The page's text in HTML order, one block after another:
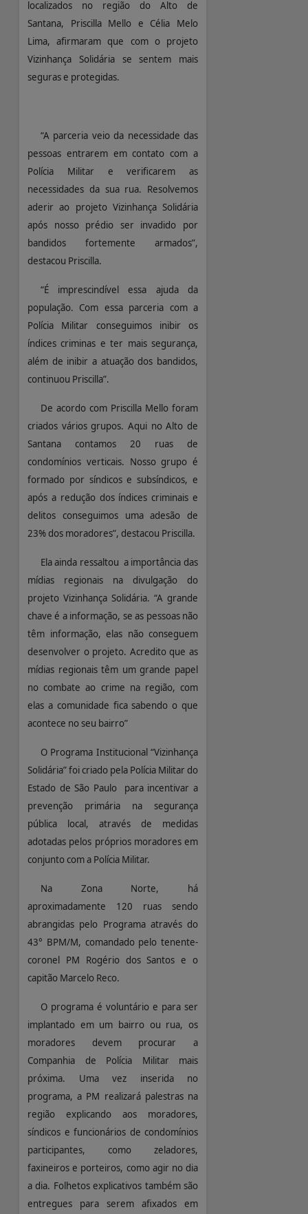
localizados no região do Alto de
Santana, Priscilla Mello e Célia Melo
Lima, afirmaram que com o projeto
Vizinhança Solidária se sentem mais
seguras e protegidas.
“A parceria veio da necessidade das
pessoas entrarem em contato com a
Polícia Militar e verificarem as
necessidades da sua rua. Resolvemos
aderir ao projeto Vizinhança Solidária
após nosso prédio ser invadido por
bandidos fortemente armados”,
destacou Priscilla.
“É imprescindível essa ajuda da
população. Com essa parceria com a
Polícia Militar conseguimos inibir os
índices criminas e ter mais segurança,
além de inibir a atuação dos bandidos,
continuou Priscilla”.
De acordo com Priscilla Mello foram
criados vários grupos. Aqui no Alto de
Santana contamos 20 ruas de
condomínios verticais. Nosso grupo é
formado por síndicos e subsíndicos, e
após a redução dos índices criminais e
delitos conseguimos uma adesão de
23% dos moradores”, destacou Priscilla.
Ela ainda ressaltou a importância das
mídias regionais na divulgação do
projeto Vizinhança Solidária. “A grande
chave é a informação, se as pessoas não
têm informação, elas não conseguem
desenvolver o projeto. Acredito que as
mídias regionais têm um grande papel
no combate ao crime na região, com
elas a comunidade fica sabendo o que
acontece no seu bairro”
O Programa Institucional “Vizinhança
Solidária” foi criado pela Polícia Militar do
Estado de São Paulo para incentivar a
prevenção primária na segurança
pública local, através de medidas
adotadas pelos próprios moradores em
conjunto com a Polícia Militar.
Na Zona Norte, há
aproximadamente 120 ruas sendo
abrangidas pelo Programa através do
43° BPM/M, comandado pelo tenente-
coronel PM Rogério dos Santos e o
capitão Marcelo Reco.
O programa é voluntário e para ser
implantado em um bairro ou rua, os
moradores devem procurar a
Companhia de Polícia Militar mais
próxima. Uma vez inserida no
programa, a PM realizará palestras na
região explicando aos moradores,
síndicos e funcionários de condomínios
participantes, como zeladores,
faxineiros e porteiros, como agir no dia
a dia. Folhetos explicativos também são
entregues para serem afixados em